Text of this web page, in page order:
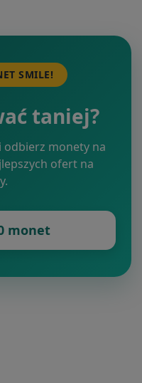
SMILE!
taniej?
odbierz monety na
ofert na
monet